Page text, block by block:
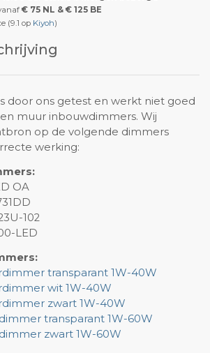
€ 75 NL & € 125 BE
(9.1 op Kiyoh)
door ons getest en werkt niet goed
muur inbouwdimmers. Wij
op de volgende dimmers
werking:
OA
102
LED
transparant 1W-40W
wit 1W-40W
zwart 1W-40W
transparant 1W-60W
zwart 1W-60W